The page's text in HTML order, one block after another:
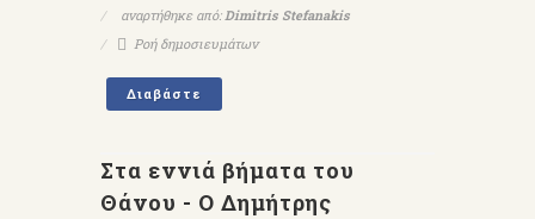
αναρτήθηκε από:Dimitris Stefanakis
Ροή δημοσιευμάτων
Διαβάστε
Στα εννιά βήματα του
Θάνου - Ο Δημήτρης